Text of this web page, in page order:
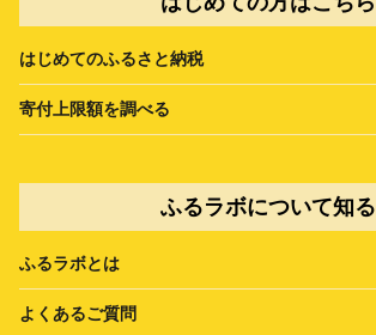
はじめてのふるさと納税
寄付上限額を調べる
ふるラボについて知る
ふるラボとは
よくあるご質問